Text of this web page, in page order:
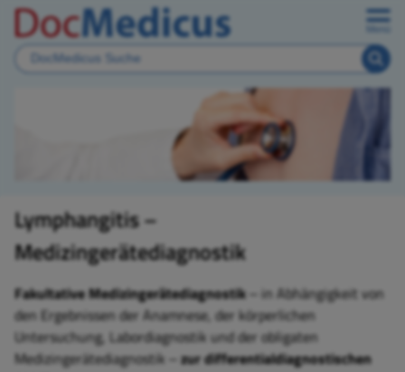
Lymphangitis –
Medizingerätediagnostik
Fakultative Medizingerätediagnostik‒ in Abhängigkeit von
den Ergebnissen der Anamnese, der körperlichen
Untersuchung, Labordiagnostik und der obligaten
Medizingerätediagnostik ‒ zur differentialdiagnostischen